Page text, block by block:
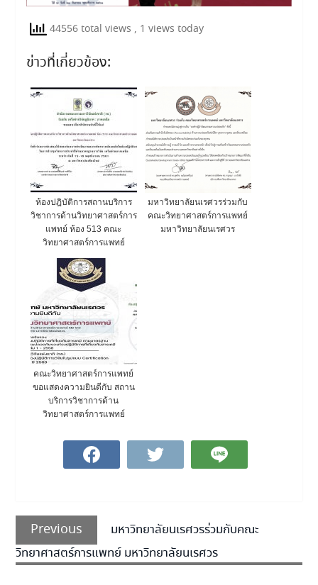
44556 total views , 1 views today
ข่าวที่เกี่ยวข้อง:
ห้องปฎิบัติการสถานบริการ
วิชาการด้านวิทยาศาสตร์การ
แพทย์ ห้อง 513 คณะ
วิทยาศาสตร์การแพทย์
มหาวิทยาลัยนเรศวรร่วมกับ
คณะวิทยาศาสตร์การแพทย์
มหาวิทยาลัยนเรศวร
คณะวิทยาศาสตร์การแพทย์
ขอแสดงความยินดีกับ สถาน
บริการวิชาการด้าน
วิทยาศาสตร์การแพทย์
แนะแนว
เรื่อง
Previous
Previous
post:
มหาวิทยาลัยนเรศวรร่วมกับคณะ
วิทยาศาสตร์การแพทย์ มหาวิทยาลัยนเรศวร